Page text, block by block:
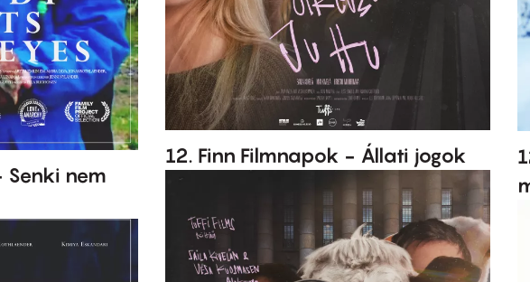
Senki nem
12. Finn Filmnapok - Állati jogok